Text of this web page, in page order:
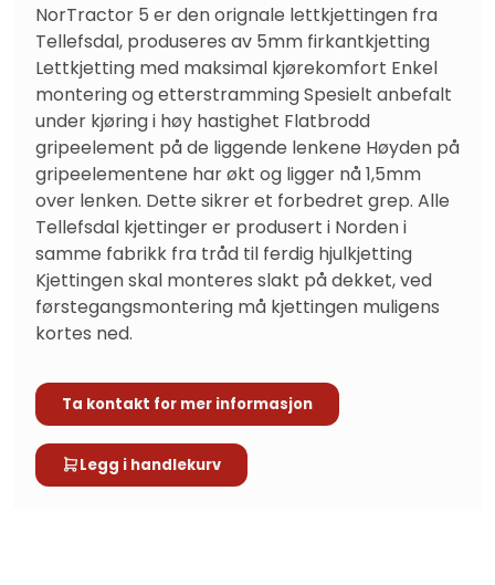
NorTractor 5 er den orignale lettkjettingen fra
Tellefsdal, produseres av 5mm firkantkjetting
Lettkjetting med maksimal kjørekomfort Enkel
montering og etterstramming Spesielt anbefalt
under kjøring i høy hastighet Flatbrodd
gripeelement på de liggende lenkene Høyden på
gripeelementene har økt og ligger nå 1,5mm
over lenken. Dette sikrer et forbedret grep. Alle
Tellefsdal kjettinger er produsert i Norden i
samme fabrikk fra tråd til ferdig hjulkjetting
Kjettingen skal monteres slakt på dekket, ved
førstegangsmontering må kjettingen muligens
kortes ned.
Ta kontakt for mer informasjon
Legg i handlekurv